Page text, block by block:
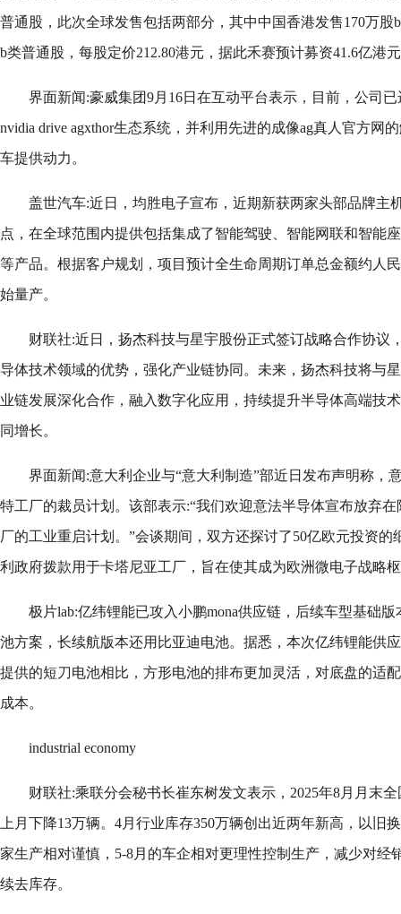
普通股，此次全球发售包括两部分，其中中国香港发售170万股
b类普通股，每股定价212.80港元，据此禾赛预计募资41.6亿港
界面新闻:豪威集团9月16日在互动平台表示，目前，公司
nvidia drive agxthor生态系统，并利用先进的成像ag真人官方网
车提供动力。
盖世汽车:近日，均胜电子宣布，近期新获两家头部品牌主
点，在全球范围内提供包括集成了智能驾驶、智能网联和智能
等产品。根据客户规划，项目预计全生命周期订单总金额约人
始量产。
财联社:近日，扬杰科技与星宇股份正式签订战略合作协议
导体技术领域的优势，强化产业链协同。未来，扬杰科技将与
业链发展深化合作，融入数字化应用，持续提升半导体高端技
同增长。
界面新闻:意大利企业与“意大利制造”部近日发布声明称，
特工厂的裁员计划。该部表示:“我们欢迎意法半导体宣布放弃
厂的工业重启计划。”会谈期间，双方还探讨了50亿欧元投资的
利政府拨款用于卡塔尼亚工厂，旨在使其成为欧洲微电子战略
极片lab:亿纬锂能已攻入小鹏mona供应链，后续车型基础
池方案，长续航版本还用比亚迪电池。据悉，本次亿纬锂能供
提供的短刀电池相比，方形电池的排布更加灵活，对底盘的适
成本。
industrial economy
财联社:乘联分会秘书长崔东树发文表示，2025年8月月末
上月下降13万辆。4月行业库存350万辆创出近两年新高，以旧
家生产相对谨慎，5-8月的车企相对更理性控制生产，减少对经
续去库存。